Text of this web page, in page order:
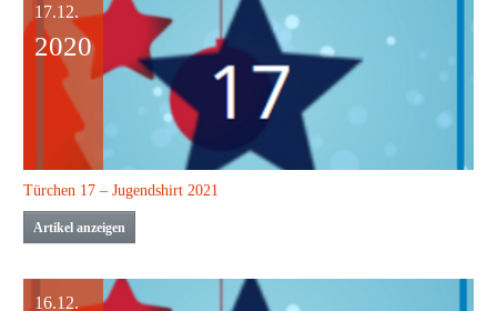
17.12.
2020
Türchen 17 – Jugendshirt 2021
Artikel anzeigen
16.12.